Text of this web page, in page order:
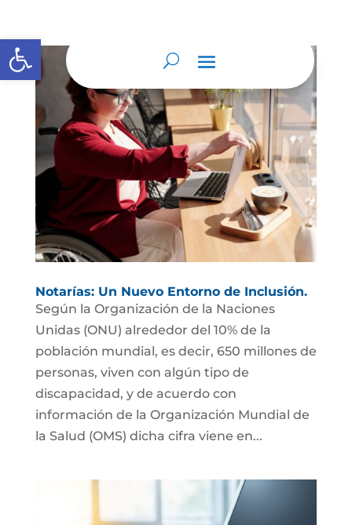
Abrir barra de herramientas
Notarías: Un Nuevo Entorno de Inclusión.
Según la Organización de la Naciones
Unidas (ONU) alrededor del 10% de la
población mundial, es decir, 650 millones de
personas, viven con algún tipo de
discapacidad, y de acuerdo con
información de la Organización Mundial de
la Salud (OMS) dicha cifra viene en...